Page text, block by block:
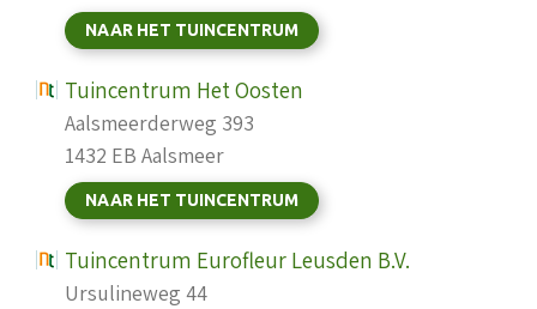
NAAR HET TUINCENTRUM
Tuincentrum Het Oosten
Aalsmeerderweg 393
1432 EB Aalsmeer
NAAR HET TUINCENTRUM
Tuincentrum Eurofleur Leusden B.V.
Ursulineweg 44